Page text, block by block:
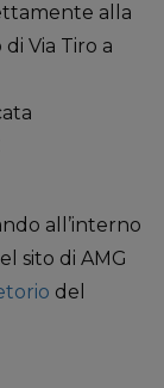
alla
Via Tiro a
all’interno
sito di AMG
del